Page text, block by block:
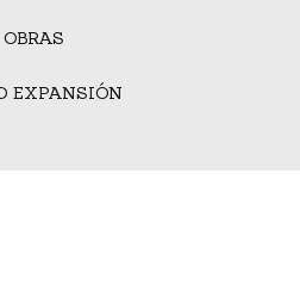
OBRAS
EXPANSIÓN